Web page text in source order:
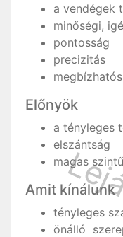
a vendégek
minőségi,
pontosság
precizitás
Előnyök
a tényleges
elszántság
magas
Amit kínálunk
tényleges
önálló